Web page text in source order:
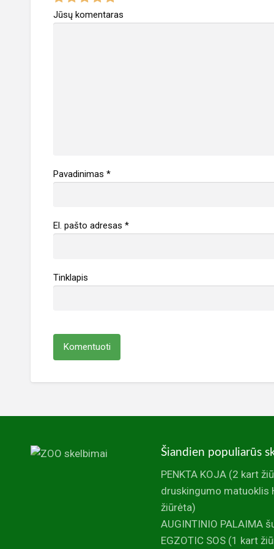
p
r
Jūsų komentaras
Pavadinimas *
El. pašto adresas *
Tinklapis
Šiandien populiarūs
PENKTA KOJA(2 kart
druskingumo matuoklis
žiūrėta)
AUGINTINIO PALAIMA
EGZOTIC SOS(1 kart